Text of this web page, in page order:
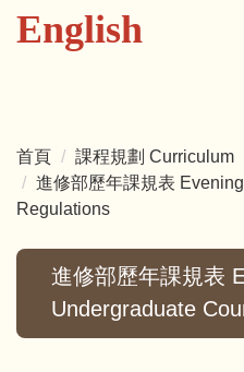
English
首頁
課程規劃 Curriculum
進修部歷年課規表
Regulations
進修部歷年課規表
Undergraduate